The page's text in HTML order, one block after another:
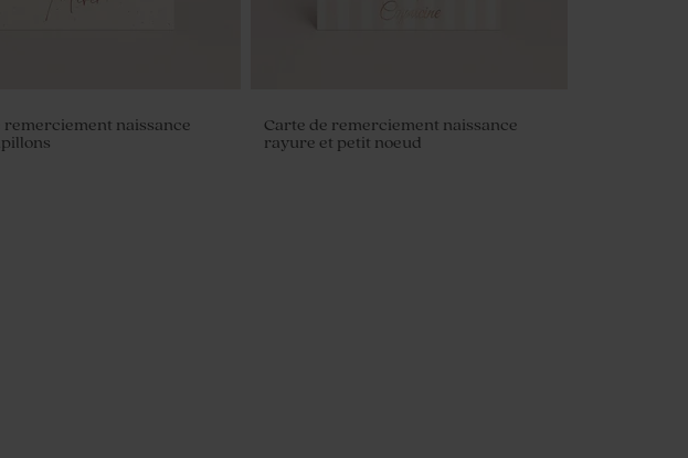
remerciement naissance
Carte de remerciement naissance
rayure et petit noeud